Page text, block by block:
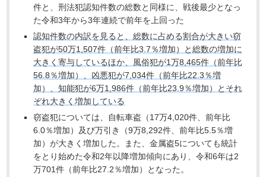
件と、刑法犯認知件数の総数と同様に、戦後最少となっ
た令和3年から3年連続で前年を上回った
認知件数の内訳を見ると、総数に占める割合が大きい窃
盗犯が50万1,507件（前年比3.7％増加）と総数の増加に
大きく寄与しているほか、風俗犯が1万8,465件（前年比
56.8％増加）、凶悪犯が7,034件（前年比22.3％増
加）、知能犯が6万1,986件（前年比23.9％増加）とそれ
ぞれ大きく増加している
窃盗犯については、自転車盗（17万4,020件、前年比
6.0％増加）及び万引き（9万8,292件、前年比5.5％増
加）が大きく増加した。また、金属盗5についても統計
をとり始めた令和2年以降増加傾向にあり、令和6年は2
万701件（前年比27.2％増加）となった。